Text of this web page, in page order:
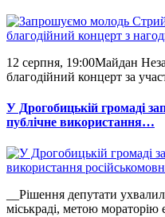
12 серпня, 19:00Майдан
благодійний концерт за
У Дрогобицькій громаді
публічне використання…
__Рішення депутати
міськраді, метою мораторію